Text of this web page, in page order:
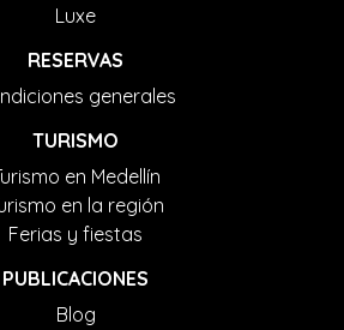
Luxe
RESERVAS
generales
TURISMO
en Medellín
en la región
Ferias y fiestas
PUBLICACIONES
Blog